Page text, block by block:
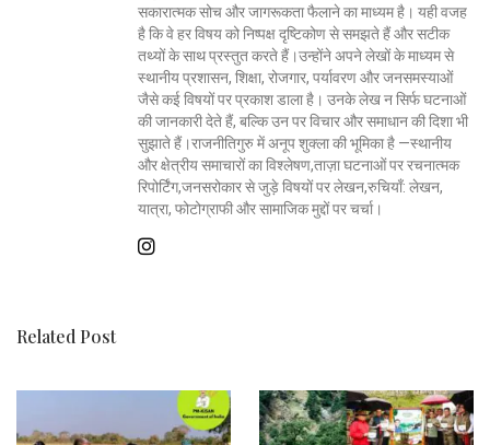
सकारात्मक सोच और जागरूकता फैलाने का माध्यम है। यही वजह
है कि वे हर विषय को निष्पक्ष दृष्टिकोण से समझते हैं और सटीक
तथ्यों के साथ प्रस्तुत करते हैं।उन्होंने अपने लेखों के माध्यम से
स्थानीय प्रशासन, शिक्षा, रोजगार, पर्यावरण और जनसमस्याओं
जैसे कई विषयों पर प्रकाश डाला है। उनके लेख न सिर्फ घटनाओं
की जानकारी देते हैं, बल्कि उन पर विचार और समाधान की दिशा भी
सुझाते हैं।राजनीतिगुरु में अनूप शुक्ला की भूमिका है —स्थानीय
और क्षेत्रीय समाचारों का विश्लेषण,ताज़ा घटनाओं पर रचनात्मक
रिपोर्टिंग,जनसरोकार से जुड़े विषयों पर लेखन,रुचियाँ: लेखन,
यात्रा, फोटोग्राफी और सामाजिक मुद्दों पर चर्चा।
Related Post